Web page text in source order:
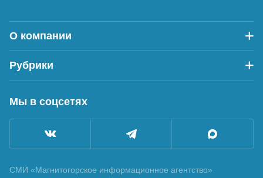
О компании
Рубрики
Мы в соцсетях
СМИ «Магнитогорское информационное агентство»